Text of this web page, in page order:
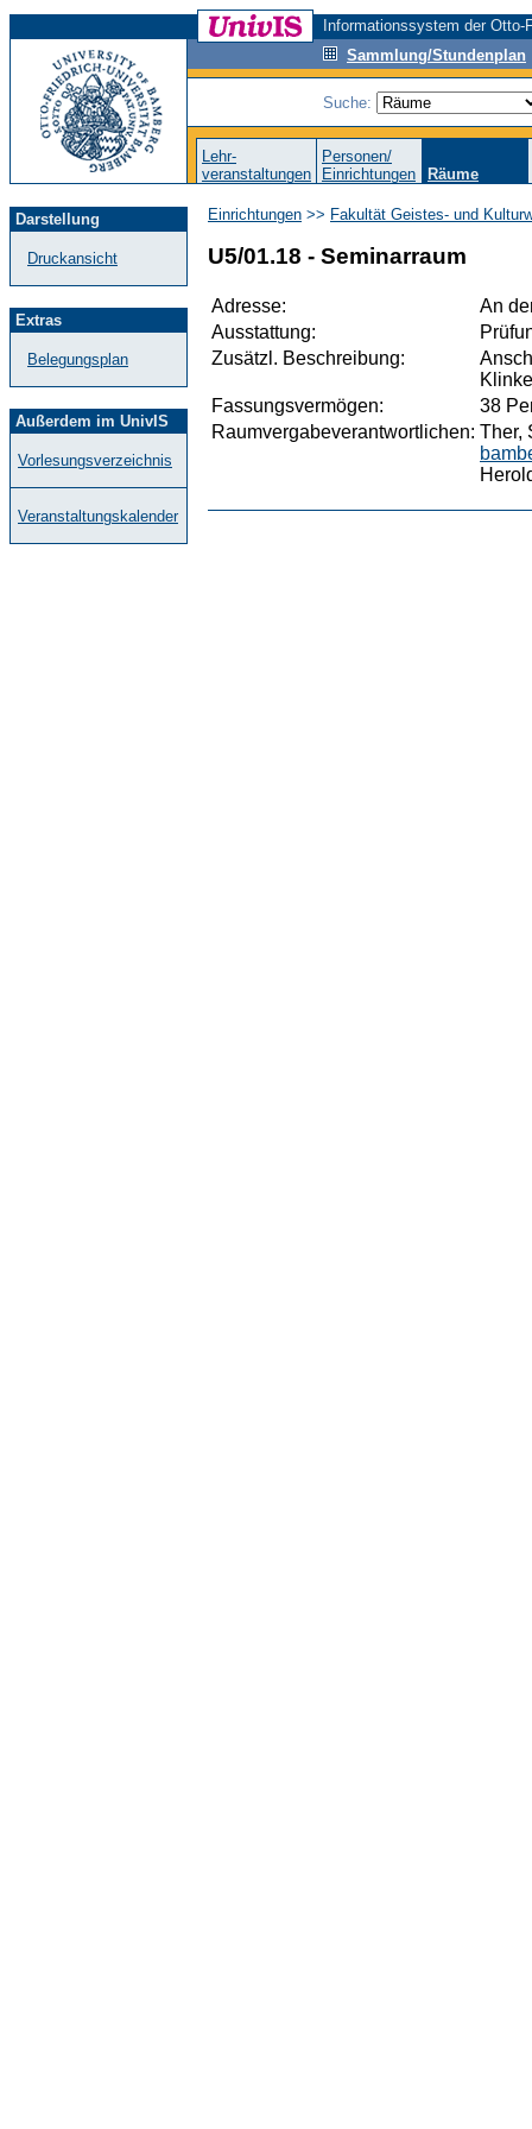
Informationssystem der
Sammlung/Stundenplan
Suche:
Lehr-
veranstaltungen
Personen/
Einrichtungen
Räume
Darstellung
Druckansicht
Extras
Belegungsplan
Außerdem im UnivIS
Vorlesungsverzeichnis
Veranstaltungskalender
Einrichtungen >> Fakultät Geistes- und
U5/01.18 - Seminarraum
Adresse:
An
Ausstattung:
Zusätzl. Beschreibung:
Fassungsvermögen:
38
Raumvergabeverantwortlichen: Ther,